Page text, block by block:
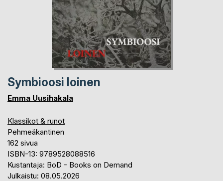
Symbioosi loinen
Emma Uusihakala
Klassikot & runot
Pehmeäkantinen
162 sivua
ISBN-13: 9789528088516
Kustantaja: BoD - Books on Demand
Julkaistu: 08.05.2026